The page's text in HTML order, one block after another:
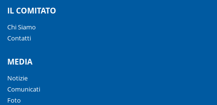
IL COMITATO
Chi Siamo
Contatti
MEDIA
Notizie
Comunicati
Foto